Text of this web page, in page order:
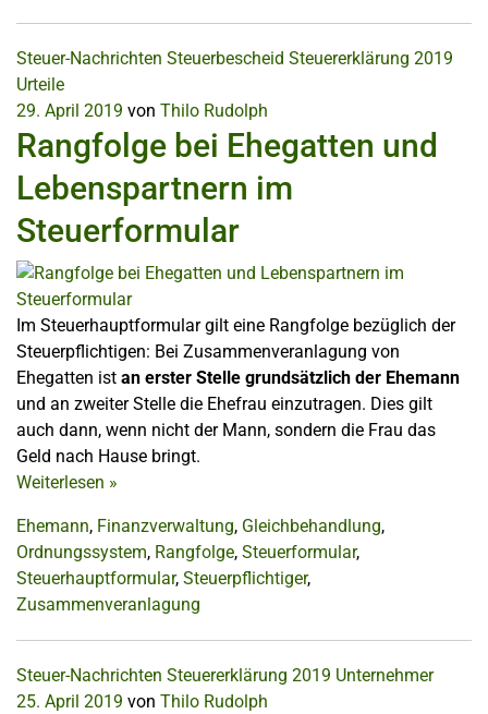
Steuer-Nachrichten Steuerbescheid Steuererklärung 2019
Urteile
29. April 2019 von Thilo Rudolph
Rangfolge bei Ehegatten und
Lebenspartnern im
Steuerformular
Im Steuerhauptformular gilt eine Rangfolge bezüglich der
Steuerpflichtigen: Bei Zusammenveranlagung von
Ehegatten ist an erster Stelle grundsätzlich der Ehemann
und an zweiter Stelle die Ehefrau einzutragen. Dies gilt
auch dann, wenn nicht der Mann, sondern die Frau das
Geld nach Hause bringt.
Weiterlesen »
Ehemann, Finanzverwaltung, Gleichbehandlung,
Ordnungssystem, Rangfolge, Steuerformular,
Steuerhauptformular, Steuerpflichtiger,
Zusammenveranlagung
Steuer-Nachrichten Steuererklärung 2019 Unternehmer
25. April 2019 von Thilo Rudolph